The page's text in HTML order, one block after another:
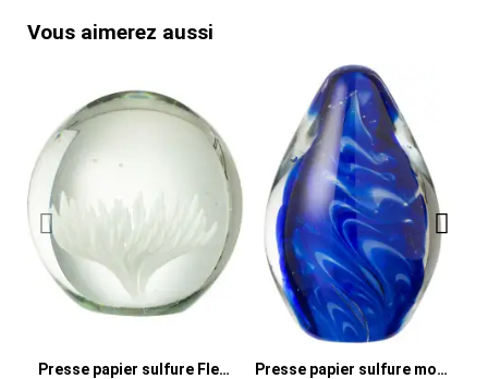
Vous aimerez aussi
Presse papier sulfure Fleur Rond 10 cm en Verre Transparent Blanc Aster Presse papier sulfure moderne Ovale Hauteur 11 cm en Verre Transparent Bleu Polypus